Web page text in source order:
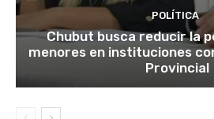
POLÍTICA
Chubut busca reducir la
menores en instituciones
Provincial